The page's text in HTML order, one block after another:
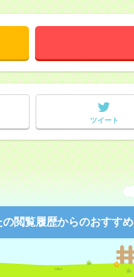
ツイート
の閲覧履歴からのおすすめ